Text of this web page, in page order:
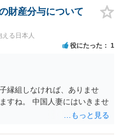
財産分与について
る日本人
役にたった 1
縁組しなければ、ありませ
すね。 中国人妻にはいきませ